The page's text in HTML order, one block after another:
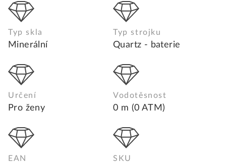
Typ skla
Minerální
Typ strojku
Quartz - baterie
Určení
Pro ženy
Vodotěsnost
0 m (0 ATM)
EAN SKU